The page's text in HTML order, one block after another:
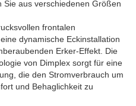
aus verschiedenen Größen
frontalen
dynamische Eckinstallation
Erker-Effekt. Die
von Dimplex sorgt für eine
die den Stromverbrauch um
und Behaglichkeit zu